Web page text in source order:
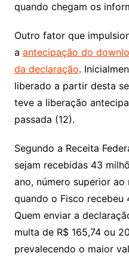
quando chegam os
Outro fator que
a antecipação do
da declaração.
liberado a partir desta
teve a liberação
passada (12).
Segundo a Receita
sejam recebidas 43
ano, número superior
quando o Fisco recebeu
Quem enviar a
multa de R$ 165,74 ou
prevalecendo o maior